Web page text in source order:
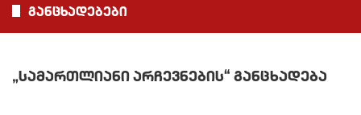
განცხადებები
„სამართლიანი არჩევნების“ განცხადება